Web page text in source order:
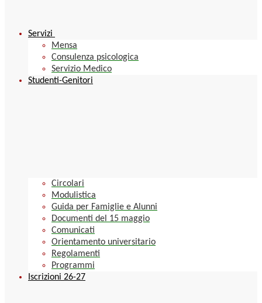
Servizi
Mensa
Consulenza psicologica
Servizio Medico
Studenti-Genitori
Circolari
Modulistica
Guida per Famiglie e Alunni
Documenti del 15 maggio
Comunicati
Orientamento universitario
Regolamenti
Programmi
Iscrizioni 26-27